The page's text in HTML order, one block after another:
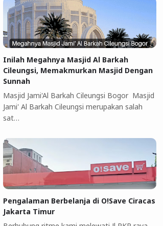
Inilah Megahnya Masjid Al Barkah
Cileungsi, Memakmurkan Masjid Dengan
Sunnah
Masjid Jami'Al Barkah Cileungsi Bogor Masjid
Jami' Al Barkah Cileungsi merupakan salah
sat…
Pengalaman Berbelanja di O!Save Ciracas
Jakarta Timur